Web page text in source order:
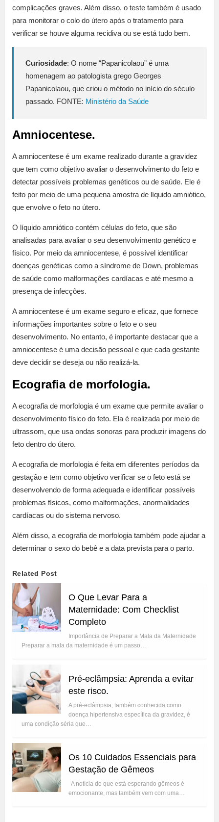
complicações graves. Além disso, o teste também é usado
para monitorar o colo do útero após o tratamento para
verificar se houve alguma recidiva ou se está tudo bem.
Curiosidade: O nome “Papanicolaou” é uma
homenagem ao patologista grego Georges
Papanicolaou, que criou o método no início do século
passado. FONTE: Ministério da Saúde
Amniocentese.
A amniocentese é um exame realizado durante a gravidez
que tem como objetivo avaliar o desenvolvimento do feto e
detectar possíveis problemas genéticos ou de saúde. Ele é
feito por meio de uma pequena amostra de líquido amniótico,
que envolve o feto no útero.
O líquido amniótico contém células do feto, que são
analisadas para avaliar o seu desenvolvimento genético e
físico. Por meio da amniocentese, é possível identificar
doenças genéticas como a síndrome de Down, problemas
de saúde como malformações cardíacas e até mesmo a
presença de infecções.
A amniocentese é um exame seguro e eficaz, que fornece
informações importantes sobre o feto e o seu
desenvolvimento. No entanto, é importante destacar que a
amniocentese é uma decisão pessoal e que cada gestante
deve decidir se deseja ou não realizá-la.
Ecografia de morfologia.
A ecografia de morfologia é um exame que permite avaliar o
desenvolvimento físico do feto. Ela é realizada por meio de
ultrassom, que usa ondas sonoras para produzir imagens do
feto dentro do útero.
A ecografia de morfologia é feita em diferentes períodos da
gestação e tem como objetivo verificar se o feto está se
desenvolvendo de forma adequada e identificar possíveis
problemas físicos, como malformações, anormalidades
cardíacas ou do sistema nervoso.
Além disso, a ecografia de morfologia também pode ajudar a
determinar o sexo do bebê e a data prevista para o parto.
Related Post
O Que Levar Para a
Maternidade: Com Checklist
Completo
Importância de Preparar a Mala da Maternidade
Preparar a mala da maternidade é um passo…
Pré-eclâmpsia: Aprenda a evitar
este risco.
A pré-eclâmpsia, também conhecida como
doença hipertensiva específica da gravidez, é
uma condição séria que…
Os 10 Cuidados Essenciais para
Gestação de Gêmeos
A notícia de que está esperando gêmeos é
emocionante, mas também vem com uma…